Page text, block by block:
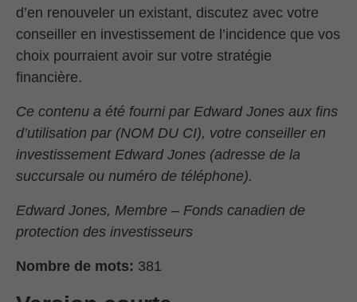
d’en renouveler un existant, discutez avec votre
conseiller en investissement de l’incidence que vos
choix pourraient avoir sur votre stratégie
financière.
Ce contenu a été fourni par Edward Jones aux fins
d’utilisation par (NOM DU CI), votre conseiller en
investissement Edward Jones (adresse de la
succursale ou numéro de téléphone).
Edward Jones, Membre – Fonds canadien de
protection des investisseurs
Nombre de mots: 381